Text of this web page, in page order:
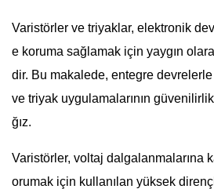
Varistörler ve triyaklar, elektronik
e koruma sağlamak için yaygın
dir. Bu makalede, entegre
ve triyak uygulamalarının
ğız.
Varistörler, voltaj dalgalanmalarına
orumak için kullanılan yüksek